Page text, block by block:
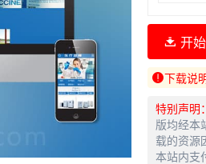
开
下载说
特别声明：
版均经本
载的资源
本站内支